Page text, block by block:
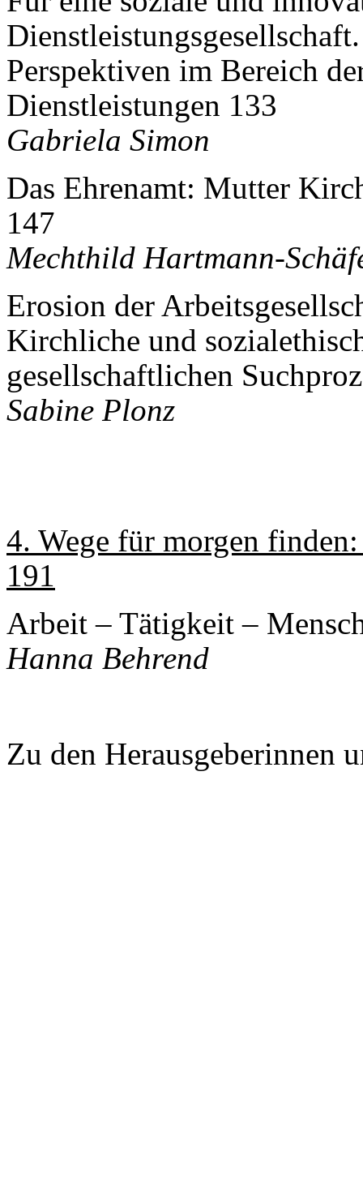
Perspektiven im Bereich
Dienstleistungen 133
Gabriela Simon
Das Ehrenamt: Mutter
147
Mechthild Hartmann-
Erosion der
Kirchliche und
gesellschaftlichen
Sabine Plonz
4. Wege für morgen
191
Arbeit – Tätigkeit –
Hanna Behrend
Zu den Herausgeberinnen